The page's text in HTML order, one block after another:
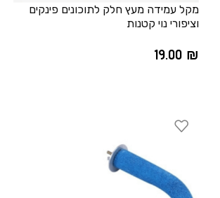
מקל עמידה מעץ חלק לתוכונים פינקים
וציפורי נוי קטנות
19.00 ₪